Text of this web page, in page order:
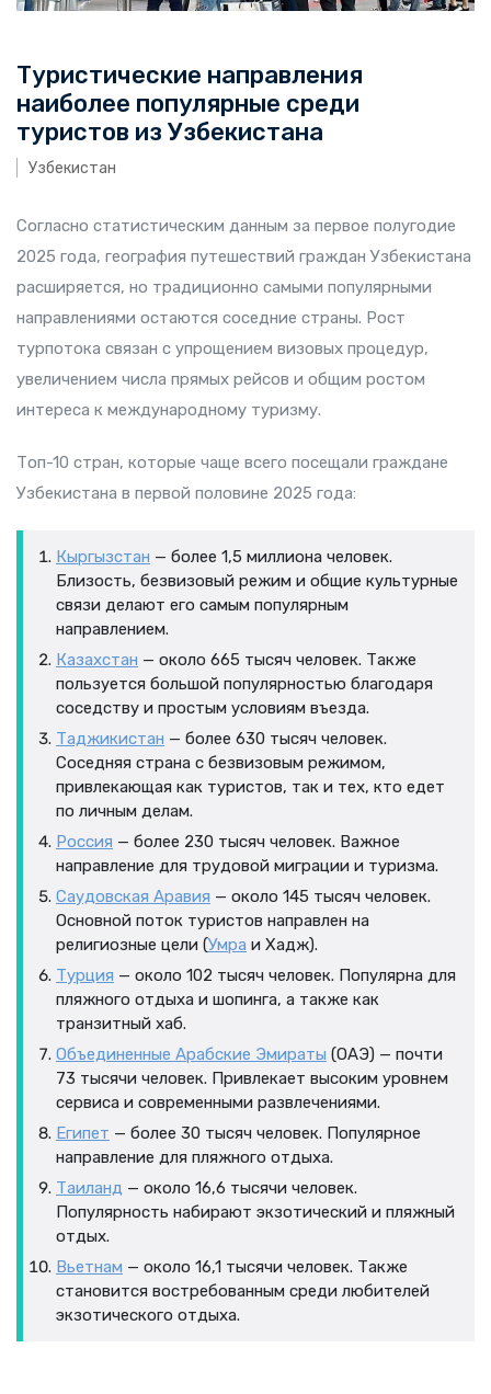
Туристические направления
наиболее популярные среди
туристов из Узбекистана
Узбекистан
Согласно статистическим данным за первое полугодие
2025 года, география путешествий граждан Узбекистана
расширяется, но традиционно самыми популярными
направлениями остаются соседние страны. Рост
турпотока связан с упрощением визовых процедур,
увеличением числа прямых рейсов и общим ростом
интереса к международному туризму.
Топ-10 стран, которые чаще всего посещали граждане
Узбекистана в первой половине 2025 года:
Кыргызстан — более 1,5 миллиона человек.
Близость, безвизовый режим и общие культурные
связи делают его самым популярным
направлением.
Казахстан — около 665 тысяч человек. Также
пользуется большой популярностью благодаря
соседству и простым условиям въезда.
Таджикистан — более 630 тысяч человек.
Соседняя страна с безвизовым режимом,
привлекающая как туристов, так и тех, кто едет
по личным делам.
Россия — более 230 тысяч человек. Важное
направление для трудовой миграции и туризма.
Саудовская Аравия — около 145 тысяч человек.
Основной поток туристов направлен на
религиозные цели (Умра и Хадж).
Турция — около 102 тысяч человек. Популярна для
пляжного отдыха и шопинга, а также как
транзитный хаб.
Объединенные Арабские Эмираты (ОАЭ) — почти
73 тысячи человек. Привлекает высоким уровнем
сервиса и современными развлечениями.
Египет — более 30 тысяч человек. Популярное
направление для пляжного отдыха.
Таиланд — около 16,6 тысячи человек.
Популярность набирают экзотический и пляжный
отдых.
Вьетнам — около 16,1 тысячи человек. Также
становится востребованным среди любителей
экзотического отдыха.